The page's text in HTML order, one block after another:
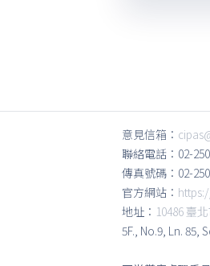
意見信箱：
聯絡電話：02-
傳真號碼：02-
官方網站：
地址： 10486 臺
5F., No.9, Ln. 85,